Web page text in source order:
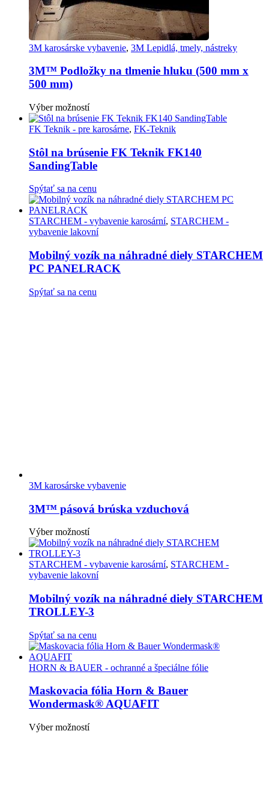
3M karosárske vybavenie, 3M Lepidlá, tmely, nástreky
3M™ Podložky na tlmenie hluku (500 mm x
500 mm)
Výber možnostíTento
produkt
má
variantov.
Možnosti
si
vybrať
na
produktu.
FK Teknik - pre karosárne, FK-Teknik
Stôl na brúsenie FK Teknik FK140
SandingTable
Spýtať sa na cenu
STARCHEM - vybavenie karosární, STARCHEM -
vybavenie lakovní
Mobilný vozík na náhradné diely STARCHEM
PC PANELRACK
Spýtať sa na cenu
3M karosárske vybavenie
3M™ pásová brúska vzduchová
Výber možnostíTento
produkt
viacero
variantov.
si
môžete
vybrať
stránke
produktu.
STARCHEM - vybavenie karosární, STARCHEM -
vybavenie lakovní
Mobilný vozík na náhradné diely STARCHEM
TROLLEY-3
Spýtať sa na cenu
HORN & BAUER - ochranné a špeciálne fólie
Maskovacia fólia Horn & Bauer
Wondermask® AQUAFIT
Výber možnostíTento